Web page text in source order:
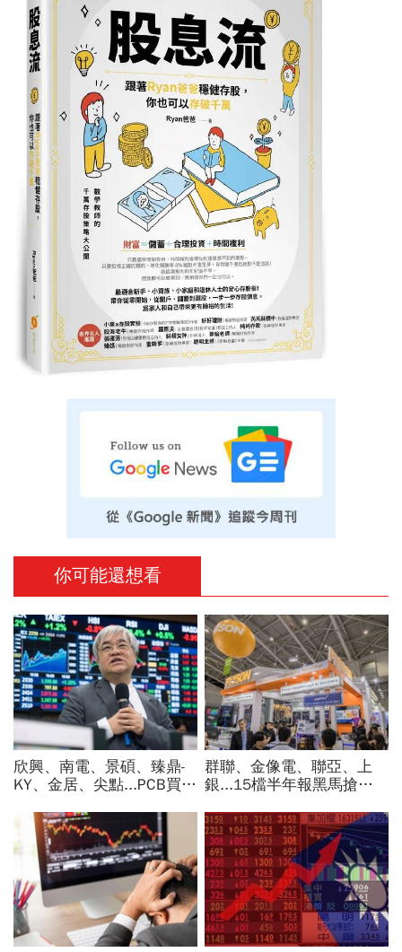
你可能還想看
欣興、南電、景碩、臻鼎-
KY、金居、尖點...PCB買誰
11月末升段首選，V轉反彈
最快
群聯、金像電、聯亞、上
銀...15檔半年報黑馬搶先
標...真能複製鈺創、晶豪科
噴一波？